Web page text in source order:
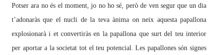
Potser ara no és el moment, jo no ho sé, però de ven segur que un dia
t’adonaràs que el nucli de la teva ànima on neix aquesta papallona
explosionarà i et convertiràs en la papallona que surt del teu interior
per aportar a la societat tot el teu potencial. Les papallones són signes